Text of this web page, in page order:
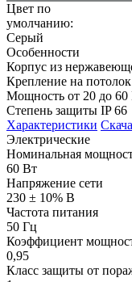
Цвет по
умолчанию:
Серый
Особенности
Корпус из
Крепление на потолок
Мощность от 20 до 60
Степень защиты IP 66
Характеристики
Электрические
Номинальная
60 Вт
Напряжение сети
230 ± 10% В
Частота питания
50 Гц
Коэффициент
0,95
Класс защиты от